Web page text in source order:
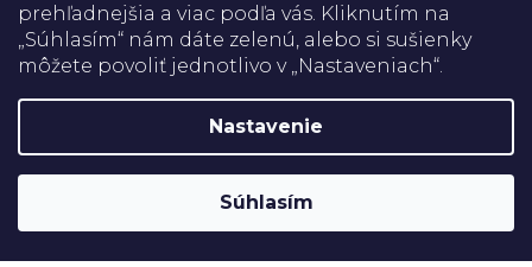
prehľadnejšia a viac podľa vás. Kliknutím na
„Súhlasím“ nám dáte zelenú, alebo si sušienky
môžete povoliť jednotlivo v „Nastaveniach“.
Nastavenie
Súhlasím
Doprava
Platba
Rehabilitačné pomôcky
Upraviť nastavenie cookies